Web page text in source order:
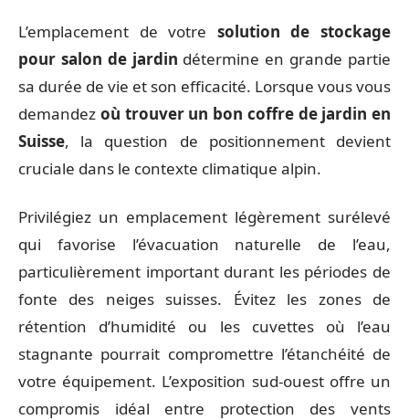
L’emplacement de votre solution de stockage
pour salon de jardin détermine en grande partie
sa durée de vie et son efficacité. Lorsque vous vous
demandez où trouver un bon coffre de jardin en
Suisse, la question de positionnement devient
cruciale dans le contexte climatique alpin.
Privilégiez un emplacement légèrement surélevé
qui favorise l’évacuation naturelle de l’eau,
particulièrement important durant les périodes de
fonte des neiges suisses. Évitez les zones de
rétention d’humidité ou les cuvettes où l’eau
stagnante pourrait compromettre l’étanchéité de
votre équipement. L’exposition sud-ouest offre un
compromis idéal entre protection des vents